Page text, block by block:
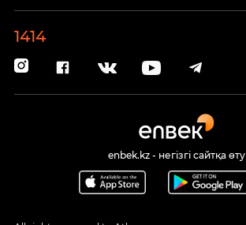
1414
enbek.kz - негізгі сайтқа өту